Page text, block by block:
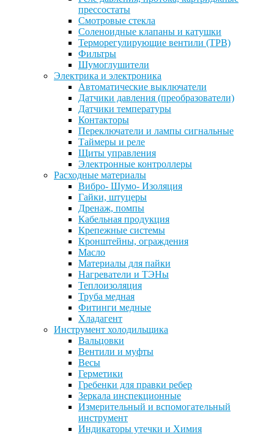
прессостаты
Смотровые стекла
Соленоидные клапаны и катушки
Терморегулирующие вентили (ТРВ)
Фильтры
Шумоглушители
Электрика и электроника
Автоматические выключатели
Датчики давления (преобразователи)
Датчики температуры
Контакторы
Переключатели и лампы сигнальные
Таймеры и реле
Щиты управления
Электронные контроллеры
Расходные материалы
Вибро- Шумо- Изоляция
Гайки, штуцеры
Дренаж, помпы
Кабельная продукция
Крепежные системы
Кронштейны, ограждения
Масло
Материалы для пайки
Нагреватели и ТЭНы
Теплоизоляция
Труба медная
Фитинги медные
Хладагент
Инструмент холодильщика
Вальцовки
Вентили и муфты
Весы
Герметики
Гребенки для правки ребер
Зеркала инспекционные
Измерительный и вспомогательный
инструмент
Индикаторы утечки и Химия